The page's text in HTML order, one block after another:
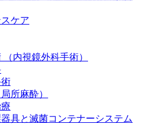
ケア
内視鏡外科手術）
所麻酔）
具と滅菌コンテナーシステム